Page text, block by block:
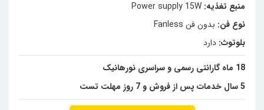
منبع تغذیه:
نوع فن: بدون فن Fanless
بلوتوث: دارد
18 ماه گارانتی رسمی و سراسری نورهانیک
5 سال خدمات پس از فروش و 7 روز مهلت تست